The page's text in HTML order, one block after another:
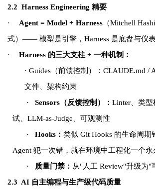
2.2 Harness Engineering 精要
·
Agent = Model + Harness （Mitchell
式）—— 模型是引擎，Harness 是底盘与仪
·
Harness 的三大支柱 + 一种机制：
· Guides（前馈控制）：CLAUDE.md /
文件、架构约束
·
Sensors（反馈控制）： Linter、类型
试、LLM-as-Judge、可观测性
·
Hooks： 类似 Git Hooks 的生命周
Agent 犯一次错，就在环境中工程化一个
·
质量门禁： 从"人工 Review"升级为"
2.3 AI 自主编程与生产级代码质量